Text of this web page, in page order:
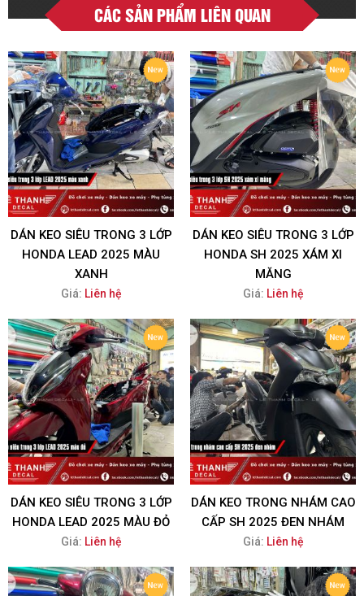
CÁC SẢN PHẨM LIÊN QUAN
DÁN KEO SIÊU TRONG 3 LỚP
HONDA LEAD 2025 MÀU
XANH
Giá: Liên hệ
DÁN KEO SIÊU TRONG 3 LỚP
HONDA SH 2025 XÁM XI
MĂNG
Giá: Liên hệ
DÁN KEO SIÊU TRONG 3 LỚP
HONDA LEAD 2025 MÀU ĐỎ
Giá: Liên hệ
DÁN KEO TRONG NHÁM CAO
CẤP SH 2025 ĐEN NHÁM
Giá: Liên hệ